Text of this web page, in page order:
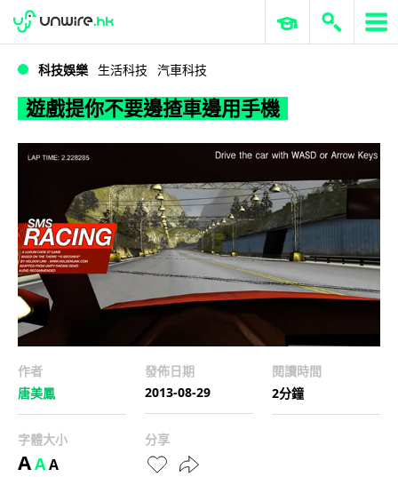
遊戲提你不要邊揸車邊用手機
WWDC 2026 ERP 與商業 AI
科技娛樂 生活科技 汽車科技
遊戲提你不要邊揸車邊用手機
作者
唐美鳳
發佈日期
2013-08-29
閱讀時間
2分鐘
字體大小
AAA
分享